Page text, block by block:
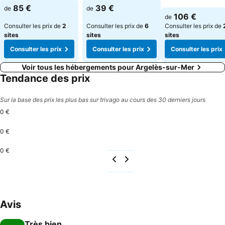
Consulter les prix
de 85 €
Consulter les prix de 2
sites
Consulter les prix
Consulter les prix
de 39 €
Consulter les prix de 6
sites
Consulter les prix
Consulter les
de 106 €
Consulter les prix de
sites
Consulter les prix
Voir tous les hébergements pour Argelès-sur-Mer
Tendance des prix
Sur la base des prix les plus bas sur trivago au cours des 30 derniers jours
0 €
0 €
0 €
Avis